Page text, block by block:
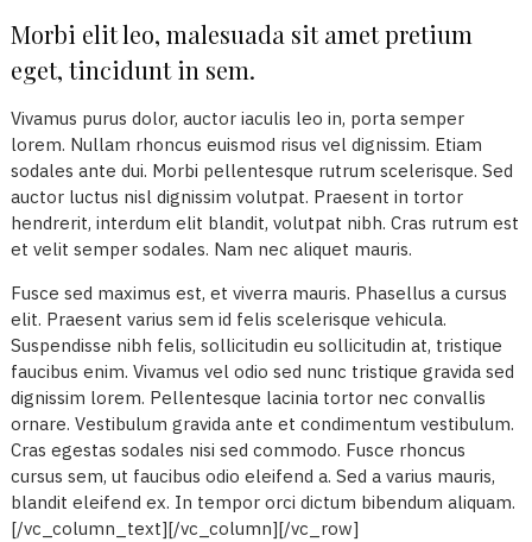
Morbi elit leo, malesuada sit amet pretium
eget, tincidunt in sem.
Vivamus purus dolor, auctor iaculis leo in, porta semper
lorem. Nullam rhoncus euismod risus vel dignissim. Etiam
sodales ante dui. Morbi pellentesque rutrum scelerisque. Sed
auctor luctus nisl dignissim volutpat. Praesent in tortor
hendrerit, interdum elit blandit, volutpat nibh. Cras rutrum est
et velit semper sodales. Nam nec aliquet mauris.
Fusce sed maximus est, et viverra mauris. Phasellus a cursus
elit. Praesent varius sem id felis scelerisque vehicula.
Suspendisse nibh felis, sollicitudin eu sollicitudin at, tristique
faucibus enim. Vivamus vel odio sed nunc tristique gravida sed
dignissim lorem. Pellentesque lacinia tortor nec convallis
ornare. Vestibulum gravida ante et condimentum vestibulum.
Cras egestas sodales nisi sed commodo. Fusce rhoncus
cursus sem, ut faucibus odio eleifend a. Sed a varius mauris,
blandit eleifend ex. In tempor orci dictum bibendum aliquam.
[/vc_column_text][/vc_column][/vc_row]